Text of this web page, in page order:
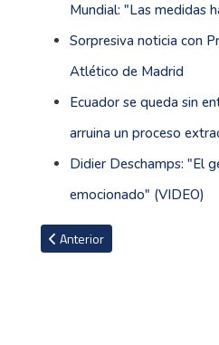
Mundial: "Las medidas
Sorpresiva noticia con
Atlético de Madrid
Ecuador se queda sin
arruina un proceso
Didier Deschamps: "El
emocionado" (VIDEO)
Artículo anterior: Bélgica se
Anterior